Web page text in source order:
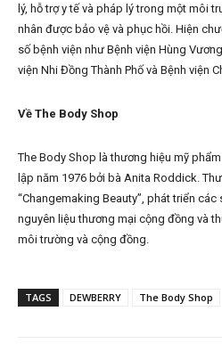
lý, hỗ trợ y tế và pháp lý trong một môi
nhân được bảo vệ và phục hồi. Hiện
số bệnh viện như Bệnh viện Hùng
viện Nhi Đồng Thành Phố và Bệnh viện
Về The Body Shop
The Body Shop là thương hiệu mỹ
lập năm 1976 bởi bà Anita Roddick.
“Changemaking Beauty”, phát triển
nguyên liệu thương mại cộng đồng và
môi trường và cộng đồng.
TAGS DEWBERRY The Body Shop